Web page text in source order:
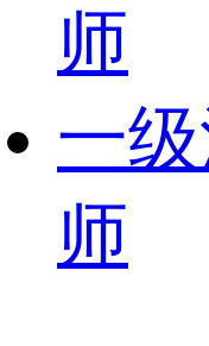
师
一
师